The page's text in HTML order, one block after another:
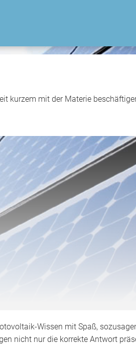
kurzem mit der Materie
Wissen mit Spaß,
nicht nur die korrekte Antwort